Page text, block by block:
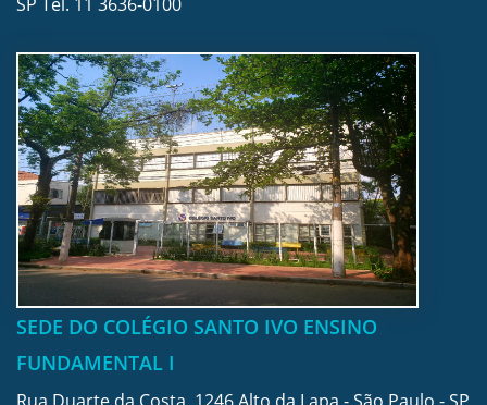
SEDE DO COLÉGIO SANTO IVO ENSINO
FUNDAMENTAL I